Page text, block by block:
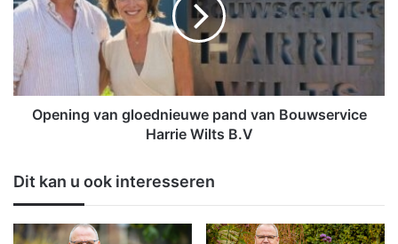
r
t
e
k
o
r
o
g
v
a
e
d
n
Opening van gloednieuwe pand van Bouwservice
Harrie Wilts B.V
Dit kan u ook interesseren